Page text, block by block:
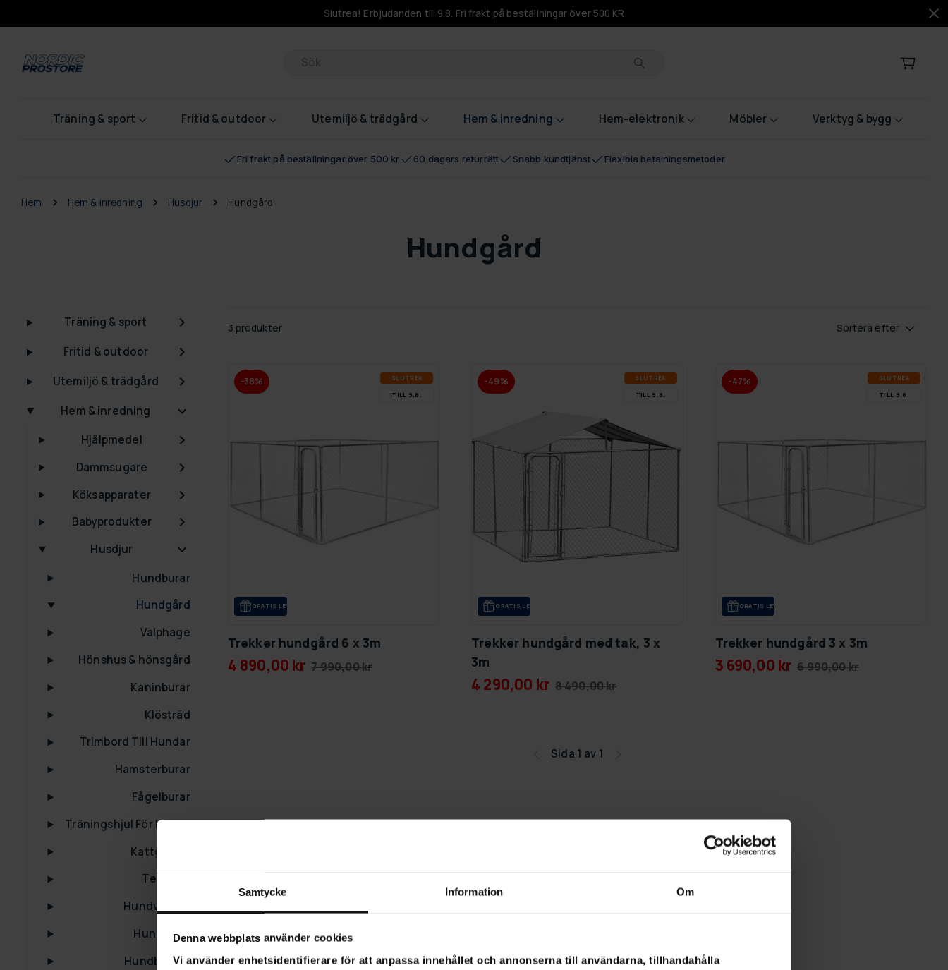
Samtycke Information Om
Denna webbplats använder cookies
Vi använder enhetsidentifierare för att anpassa innehållet och annonserna till användarna, tillhandahålla
Slutrea! Erbjudanden till 9.8. Fri frakt på beställningar över 500 KR
Produkter
Träning & sport Fritid & outdoor Utemiljö & trädgård Hem & inredning Hem-elektronik Möbler Verktyg & bygg
Fri frakt på beställningar över 500 kr 60 dagars returrätt Snabb kundtjänst Flexibla betalningsmetoder
Hem Hem & inredning Husdjur Hundgård
Hundgård
Träning & sport
Fritid & outdoor
Utemiljö & trädgård
Hem & inredning
Hjälpmedel
Dammsugare
Köksapparater
Babyprodukter
Husdjur
Hundburar
Hundgård
Valphage
Hönshus & hönsgård
Kaninburar
Klösträd
Trimbord Till Hundar
Hamsterburar
Fågelburar
Träningshjul För Katter
Kattgårdar
Terrarier
Hundvagnar
Hundkojor
Hundbadkar
3 produkter Sortera efter
-38% SLUT­REA
TILL 9.8.
GRA­TIS LE­VE­RANS
Trekker hundgård 6 x 3m
4 890,00 kr 7 990,00 kr
-49% SLUT­REA
TILL 9.8.
GRA­TIS LE­VE­RANS
Trekker hundgård med tak, 3 x
3m
4 290,00 kr 8 490,00 kr
-47% SLUT­REA
TILL 9.8.
GRA­TIS LE­VE­RANS
Trekker hundgård 3 x 3m
3 690,00 kr 6 990,00 kr
Sida 1 av 1